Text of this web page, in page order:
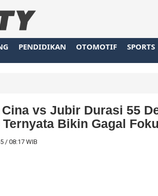
PENDIDIKAN OTOMOTIF SPORTS
vs Jubir Durasi 55
Bikin Gagal
/ 08:17 WIB